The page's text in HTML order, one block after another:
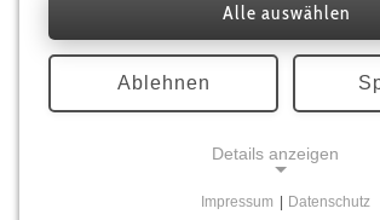
wichtigsten Standbeine
Pflanzen im urbanen Raum
Pollenvorhersage zu
einzelner Gräserarten
Die Medizinische
Ausbildungs- und
Alle auswählen
Ablehnen
Details anzeigen
Impressum Datenschutz